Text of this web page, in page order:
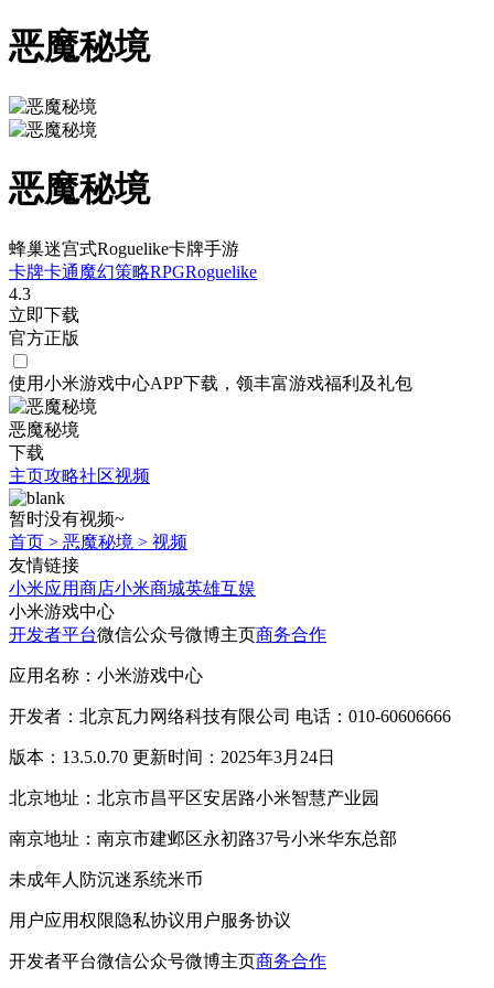
恶魔秘境
恶魔秘境
蜂巢迷宫式Roguelike卡牌手游
卡牌卡通魔幻策略RPGRoguelike
4.3
立即下载
官方正版
使用小米游戏中心APP下载 ，领丰富游戏福利 及礼包
恶魔秘境
下载
主页攻略社区视频
暂时没有视频~
首页 > 恶魔秘境 > 视频
友情链接
小米应用商店小米商城英雄互娱
小米游戏中心
开发者平台微信公众号微博主页商务合作
应用名称：小米游戏中心
开发者：北京瓦力网络科技有限公司 电话：010-60606666
版本：13.5.0.70 更新时间：2025年3月24日
北京地址：北京市昌平区安居路小米智慧产业园
南京地址：南京市建邺区永初路37号小米华东总部
未成年人防沉迷系统米币
用户应用权限隐私协议用户服务协议
开发者平台微信公众号微博主页商务合作